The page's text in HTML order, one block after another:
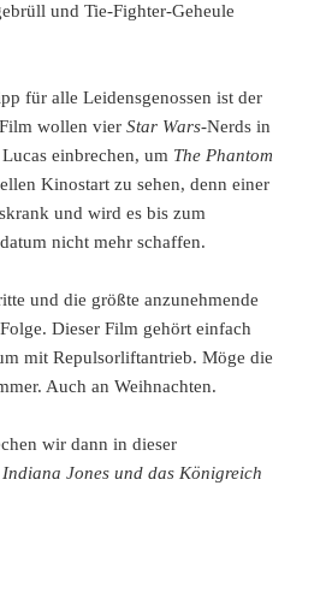
und Tie-Fighter-Geheule
für alle Leidensgenossen ist der
wollen vierStar Wars-Nerds in
einbrechen, um The Phantom
Kinostart zu sehen, denn einer
und wird es bis zum
nicht mehr schaffen.
und die größte anzunehmende
Dieser Film gehört einfach
mit Repulsorliftantrieb. Möge die
Auch an Weihnachten.
wir dann in dieser
Indiana Jones und das Königreich